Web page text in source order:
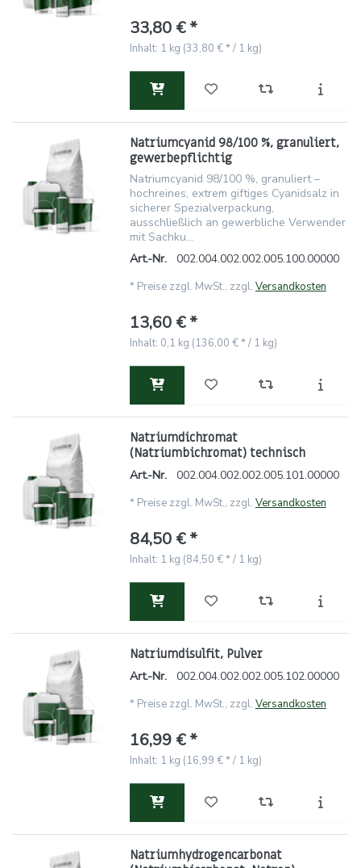
33,80 € *
Inhalt: 1 kg (33,80 € * / 1 kg)
Natriumcyanid 98/100 %, granuliert,
gewerbepflichtig
Natriumcyanid 98/100 %, granuliert –
hochreines, extrem giftiges Cyanidsalz in
sicherer Spezialverpackung,
ausschließlich an gewerbliche Verwender
mit Sachku...
Art.-Nr.
002.004.002.002.005.100.00000
* Preise zzgl. MwSt., zzgl. Versandkosten
13,60 € *
Inhalt: 0,1 kg (136,00 € * / 1 kg)
Natriumdichromat
(Natriumbichromat) technisch
Art.-Nr. 002.004.002.002.005.101.00000
* Preise zzgl. MwSt., zzgl. Versandkosten
84,50 € *
Inhalt: 1 kg (84,50 € * / 1 kg)
Natriumdisulfit, Pulver
Art.-Nr. 002.004.002.002.005.102.00000
* Preise zzgl. MwSt., zzgl. Versandkosten
16,99 € *
Inhalt: 1 kg (16,99 € * / 1 kg)
Natriumhydrogencarbonat